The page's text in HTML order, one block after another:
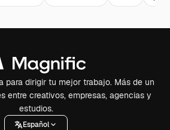
para dirigir tu mejor trabajo. Más de un
entre creativos, empresas, agencias y
estudios.
Español